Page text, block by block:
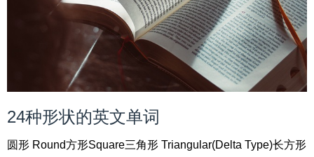
24种形状的英文单词
圆形 Round方形Square三角形 Triangular(Delta Type)长方形